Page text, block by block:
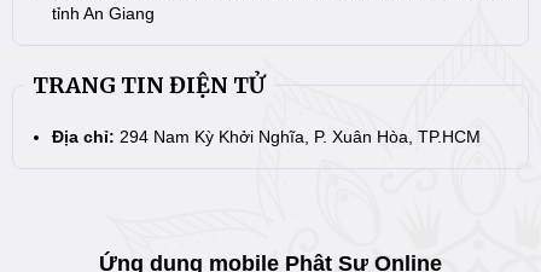
tỉnh An Giang
TRANG TIN ĐIỆN TỬ
Địa chỉ: 294 Nam Kỳ Khởi Nghĩa, P. Xuân Hòa, TP.HCM
Ứng dụng mobile Phật Sự Online